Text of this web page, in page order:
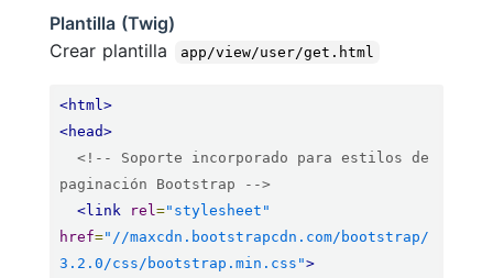
Plantilla (Twig)
Crear plantilla
app/view/user/get.html
<html>
<head>
<!-- Soporte incorporado para estilos de
paginación Bootstrap -->
<link
rel ="stylesheet"
href="//maxcdn.bootstrapcdn.com/bootstrap/
3.2.0/css/bootstrap.min.css">